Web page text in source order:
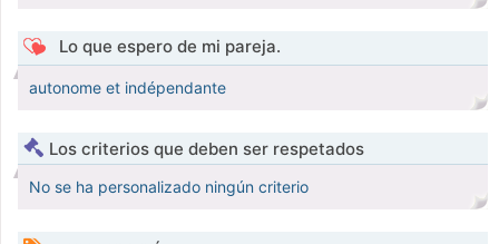
Lo que espero de mi pareja.
autonome et indépendante
Los criterios que deben ser respetados
No se ha personalizado ningún criterio